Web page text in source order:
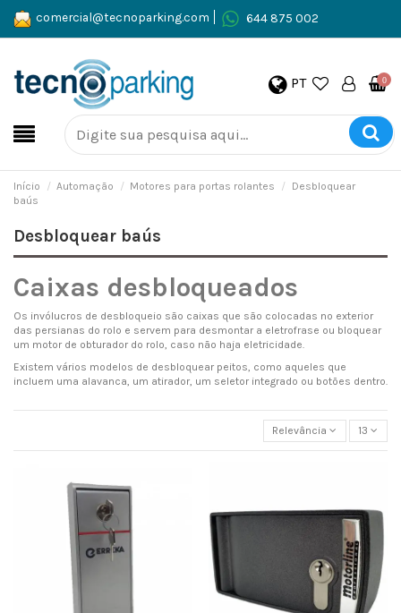
comercial@tecnoparking.com 644 875 002
PT 0
Início Automação Motores para portas rolantes
Desbloquear
baús
Desbloquear baús
Caixas desbloqueados
Os invólucros de desbloqueio são caixas que são colocadas no exterior
das persianas do rolo e servem para desmontar a eletrofrase ou bloquear
um motor de obturador do rolo, caso não haja eletricidade.
Existem vários modelos de desbloquear peitos, como aqueles que
incluem uma alavanca, um atirador, um seletor integrado ou botões dentro.
Relevância 13